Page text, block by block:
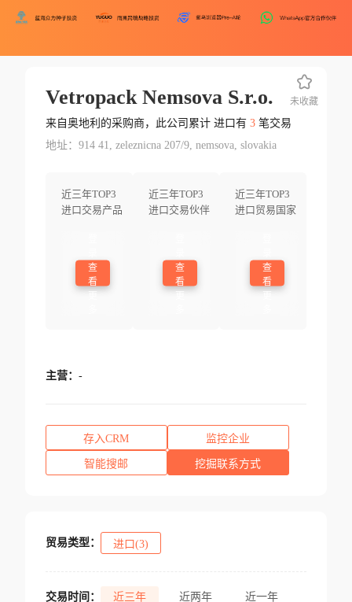
Vetropack Nemsova S.r.o.
来自奥地利的采购商，此公司累计 进口有 3笔交易
地址：914 41, zeleznicna 207/9, nemsova, slovakia
近三年TOP3
进口交易产品
查
看
近三年TOP3
进口交易伙伴
查
看
近三年TOP3
进口贸易国家
查
看
未收藏
主营： -
存入CRM 监控企业
智能搜邮 挖掘联系方式
贸易类型： 进口(3)
交易时间： 近三年 近两年 近一年